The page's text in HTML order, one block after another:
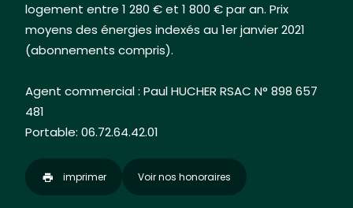
logement entre 1 280 € et 1 800 € par an. Prix
moyens des énergies indexés au 1er janvier 2021
(abonnements compris).
Agent commercial : Paul HUCHER RSAC N° 898 657
481
Portable: 06.72.64.42.01
imprimer Voir nos honoraires